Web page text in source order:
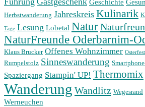
Geschichte
Herbstwanderung Jahreskreis Kulinarik
Tage Lesung Lobetal Natur
NaturFreunde Oderbarnim-
Klaus Brucker Offenes Wohnzimmer Osterfest
Rumpelstolz Sinneswanderung
Spaziergang Stampin' UP! Thermomix
Wanderung Wandlitz Wegesrand
Werneuchen